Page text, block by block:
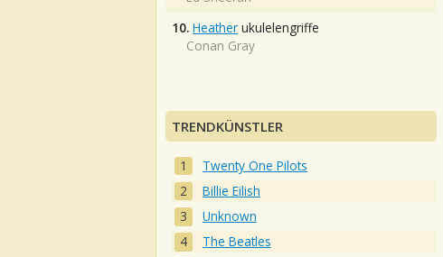
10. Heather ukulelengriffe
Conan Gray
TRENDKÜNSTLER
Twenty One Pilots
Billie Eilish
Unknown
The Beatles